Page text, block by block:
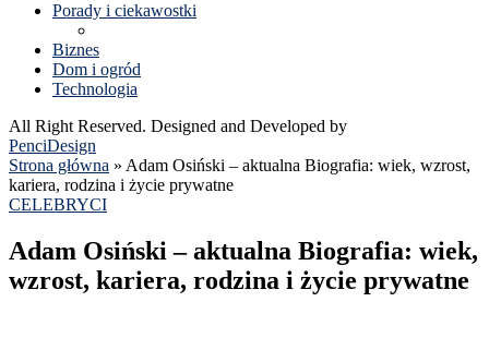
Porady i ciekawostki
Biznes
Dom i ogród
Technologia
All Right Reserved. Designed and Developed by
PenciDesign
Strona główna » Adam Osiński – aktualna Biografia: wiek, wzrost,
kariera, rodzina i życie prywatne
CELEBRYCI
Adam Osiński – aktualna Biografia: wiek,
wzrost, kariera, rodzina i życie prywatne